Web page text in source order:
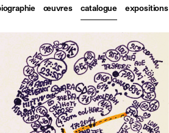
œuvres catalogue expositions